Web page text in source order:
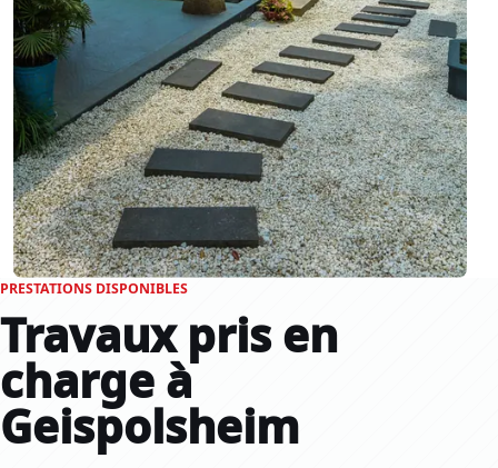
PRESTATIONS DISPONIBLES
Travaux pris en
charge à
Geispolsheim